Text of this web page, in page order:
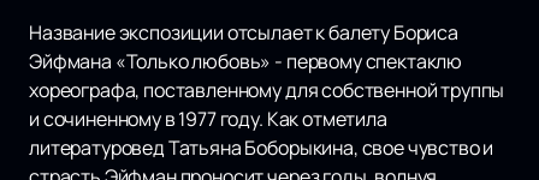
Название экспозиции отсылает к балету Бориса
Эйфмана «Только любовь» - первому спектаклю
хореографа, поставленному для собственной труппы
и сочиненному в 1977 году. Как отметила
литературовед Татьяна Боборыкина, свое чувство и